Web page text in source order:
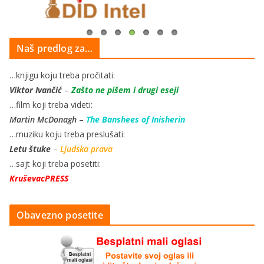
Naš predlog za…
…knjigu koju treba pročitati:
Viktor Ivančić–Zašto ne pišem i drugi eseji
…film koji treba videti:
Martin McDonagh – The Banshees of Inisherin
…muziku koju treba preslušati:
Letu štuke – Ljudska prava
…sajt koji treba posetiti:
KruševacPRESS
Obavezno posetite